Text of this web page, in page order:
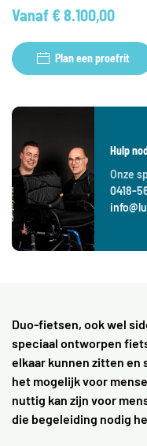
Vanaf€8.100,00
Plan een proefrit
Hulp
Onze
0418-
Duo-fietsen, ook wel
speciaal ontworpen
elkaar kunnen zitten en
het mogelijk voor
nuttig kan zijn voor
die begeleiding nodig